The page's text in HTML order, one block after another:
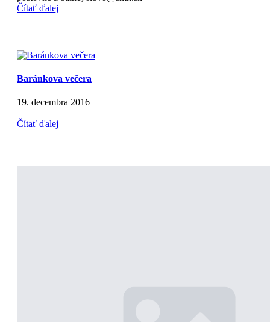
Čítať ďalej
Baránkova večera
19. decembra 2016
Čítať ďalej